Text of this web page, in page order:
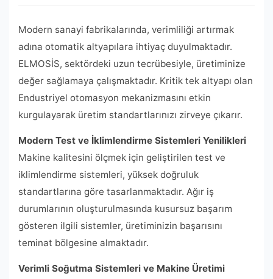
Modern sanayi fabrikalarında, verimliliği artırmak
adına otomatik altyapılara ihtiyaç duyulmaktadır.
ELMOSİS, sektördeki uzun tecrübesiyle, üretiminize
değer sağlamaya çalışmaktadır. Kritik tek altyapı olan
Endustriyel otomasyon mekanizmasını etkin
kurgulayarak üretim standartlarınızı zirveye çıkarır.
Modern Test ve İklimlendirme Sistemleri Yenilikleri
Makine kalitesini ölçmek için geliştirilen test ve
iklimlendirme sistemleri, yüksek doğruluk
standartlarına göre tasarlanmaktadır. Ağır iş
durumlarının oluşturulmasında kusursuz başarım
gösteren ilgili sistemler, üretiminizin başarısını
teminat bölgesine almaktadır.
Verimli Soğutma Sistemleri ve Makine Üretimi